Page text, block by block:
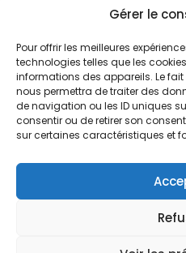
Gérer le
Pour offrir les meilleures
technologies telles que les
informations des appareils. Le
nous permettra de traiter des
de navigation ou les ID uniques
consentir ou de retirer son
sur certaines caractéristiques et
La Bruyere by